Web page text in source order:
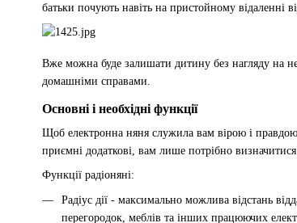
батьки почують навіть на пристойному відаленні
Вже можна буде залишати дитину без нагляду на
домашніми справами.
Основні і необхідні функції
Щоб електронна няня служила вам вірою і
приємні додаткові, вам лише потрібно
Функції радіоняні:
Радіус дії - максимально можлива відстань
перегородок, меблів та інших працюючих